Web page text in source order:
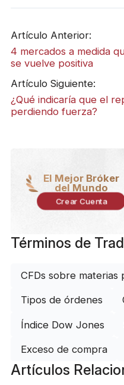
Artículo Anterior:
4 mercados a medida
se vuelve positiva
Artículo Siguiente:
¿Qué indicaría que el
perdiendo fuerza?
El Mejor Bróker
del Mundo
Crear Cuenta
Términos de
CFDs sobre materias
Tipos de órdenes
Índice Dow Jones
Exceso de compra
Artículos